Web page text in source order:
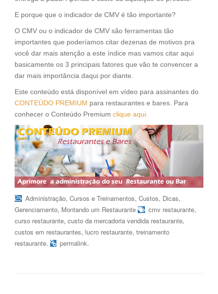
E porque que o indicador de CMV é tão importante?
O CMV ou o indicador de CMV são ferramentas tão
importantes que poderíamos citar dezenas de motivos pra
você dar mais atenção a este índice mas vamos citar aqui
basicamente os 3 principais fatores que vão te convencer a
dar mais importância daqui por diante.
Este conteúdo está disponível em vídeo para assinantes do
CONTEÚDO PREMIUM para restaurantes e bares. Para
conhecer o Conteúdo Premium clique aqui.
Administração, Cursos e Treinamentos, Custos, Dicas,
Gerenciamento, Montando um Restaurante cmv restaurante,
curso restaurante, custo da mercadoria vendida restaurante,
custos em restaurantes, lucro restaurante, treinamento
restaurante. permalink.